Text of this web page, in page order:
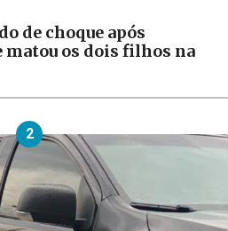
de choque após
matou os dois filhos na
2